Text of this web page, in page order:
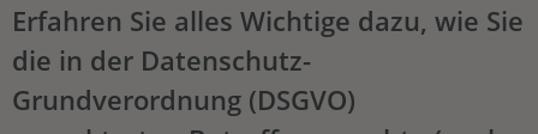
Erfahren Sie alles Wichtige dazu, wie Sie
die in der Datenschutz-
Grundverordnung (DSGVO)